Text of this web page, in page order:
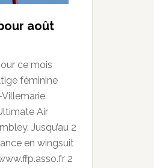
août
ce mois
féminine
Air
Jusqu’au 2
en wingsuit
2